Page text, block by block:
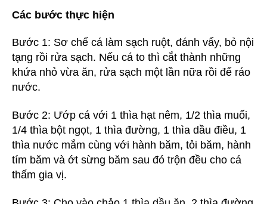
Các bước thực hiện
Bước 1: Sơ chế cá làm sạch ruột, đánh vẩy, bỏ nội
tạng rồi rửa sạch. Nếu cá to thì cắt thành những
khứa nhỏ vừa ăn, rửa sạch một lần nữa rồi để ráo
nước.
Bước 2: Ướp cá với 1 thìa hạt nêm, 1/2 thìa muối,
1/4 thìa bột ngọt, 1 thìa đường, 1 thìa dầu điều, 1
thìa nước mắm cùng với hành băm, tỏi băm, hành
tím băm và ớt sừng băm sau đó trộn đều cho cá
thấm gia vị.